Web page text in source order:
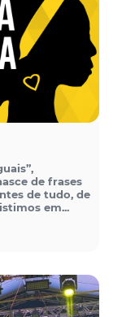
de frases
de tudo, de
em...